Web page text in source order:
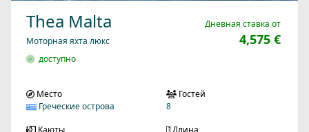
Thea Malta
Моторная яхта люкс
доступно
Дневная ставка от
4,575 €
Место
Греческие острова
Гостей
8